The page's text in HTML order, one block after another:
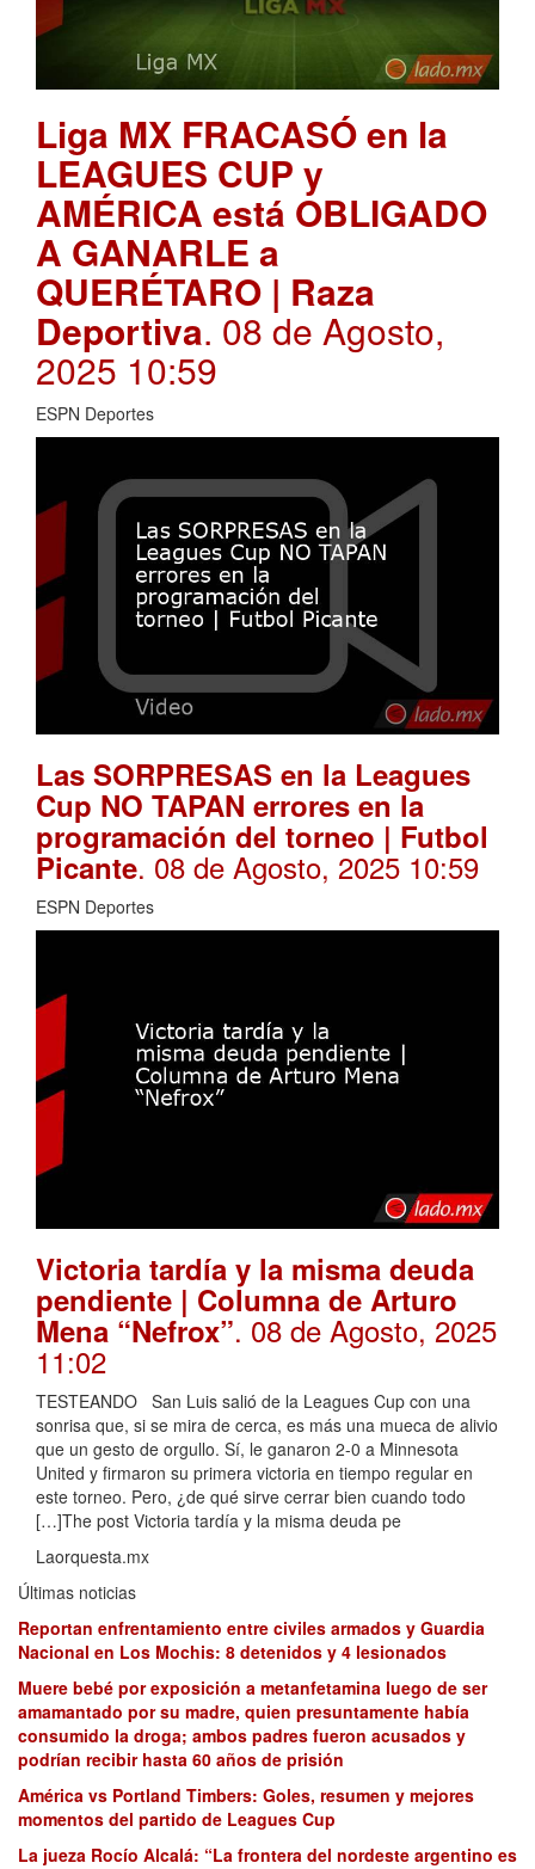
Liga MX FRACASÓ en la
LEAGUES CUP y
AMÉRICA está OBLIGADO
A GANARLE a
QUERÉTARO | Raza
Deportiva. 08 de Agosto,
2025 10:59
ESPN Deportes
Las SORPRESAS en la Leagues
Cup NO TAPAN errores en la
programación del torneo | Futbol
Picante. 08 de Agosto, 2025 10:59
ESPN Deportes
Victoria tardía y la misma deuda
pendiente | Columna de Arturo
Mena “Nefrox”. 08 de Agosto, 2025
11:02
TESTEANDO San Luis salió de la Leagues Cup con una
sonrisa que, si se mira de cerca, es más una mueca de alivio
que un gesto de orgullo. Sí, le ganaron 2-0 a Minnesota
United y firmaron su primera victoria en tiempo regular en
este torneo. Pero, ¿de qué sirve cerrar bien cuando todo
[…]The post Victoria tardía y la misma deuda pe
Laorquesta.mx
Últimas noticias
Reportan enfrentamiento entre civiles armados y Guardia
Nacional en Los Mochis: 8 detenidos y 4 lesionados
Muere bebé por exposición a metanfetamina luego de ser
amamantado por su madre, quien presuntamente había
consumido la droga; ambos padres fueron acusados y
podrían recibir hasta 60 años de prisión
América vs Portland Timbers: Goles, resumen y mejores
momentos del partido de Leagues Cup
La jueza Rocío Alcalá: “La frontera del nordeste argentino es